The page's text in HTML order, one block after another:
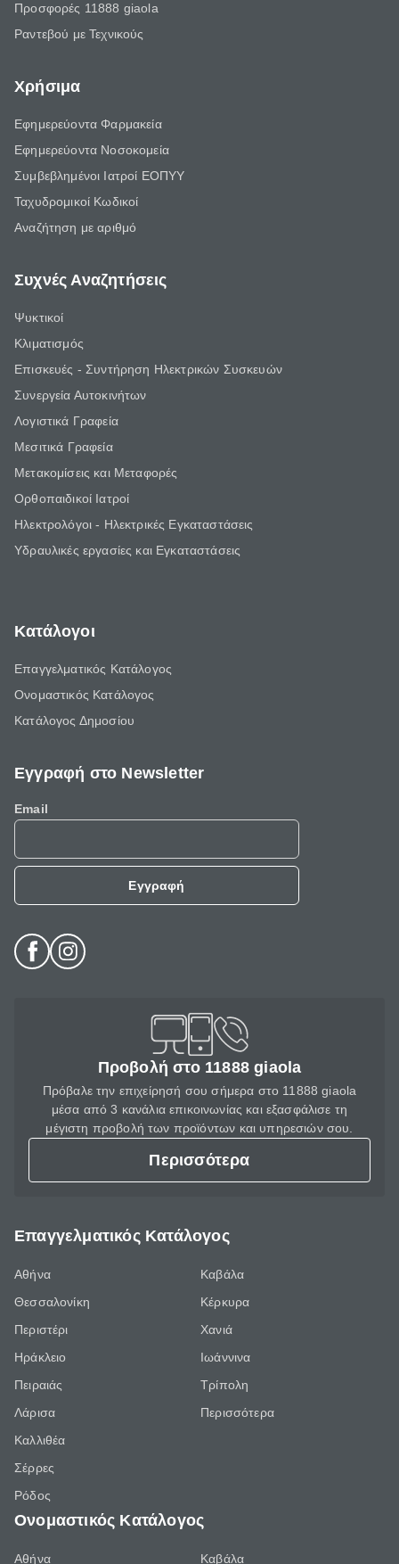
Προσφορές 11888 giaola
Ραντεβού με Τεχνικούς
Χρήσιμα
Εφημερεύοντα Φαρμακεία
Εφημερεύοντα Νοσοκομεία
Συμβεβλημένοι Ιατροί ΕΟΠΥΥ
Ταχυδρομικοί Κωδικοί
Αναζήτηση με αριθμό
Συχνές Αναζητήσεις
Ψυκτικοί
Κλιματισμός
Επισκευές - Συντήρηση Ηλεκτρικών Συσκευών
Συνεργεία Αυτοκινήτων
Λογιστικά Γραφεία
Μεσιτικά Γραφεία
Μετακομίσεις και Μεταφορές
Ορθοπαιδικοί Ιατροί
Ηλεκτρολόγοι - Ηλεκτρικές Εγκαταστάσεις
Υδραυλικές εργασίες και Εγκαταστάσεις
Κατάλογοι
Επαγγελματικός Κατάλογος
Ονομαστικός Κατάλογος
Κατάλογος Δημοσίου
Εγγραφή στο Newsletter
Email
Εγγραφή
Προβολή στο 11888 giaola
Πρόβαλε την επιχείρησή σου σήμερα στο 11888 giaola
μέσα από 3 κανάλια επικοινωνίας και εξασφάλισε τη
μέγιστη προβολή των προϊόντων και υπηρεσιών σου.
Περισσότερα
Επαγγελματικός Κατάλογος
Αθήνα
Θεσσαλονίκη
Περιστέρι
Ηράκλειο
Πειραιάς
Λάρισα
Καλλιθέα
Σέρρες
Ρόδος
Καβάλα
Κέρκυρα
Χανιά
Ιωάννινα
Τρίπολη
Περισσότερα
Ονομαστικός Κατάλογος
Αθήνα Καβάλα